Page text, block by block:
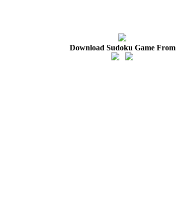
Download Sudoku Game From